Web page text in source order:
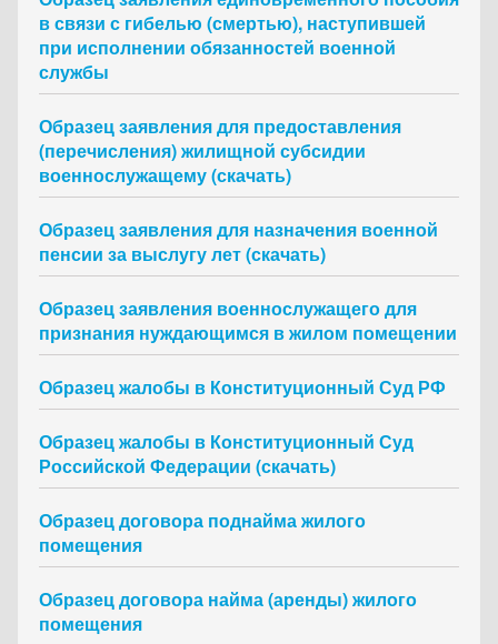
в связи с гибелью (смертью), наступившей
при исполнении обязанностей военной
службы
Образец заявления для предоставления
(перечисления) жилищной субсидии
военнослужащему (скачать)
Образец заявления для назначения военной
пенсии за выслугу лет (скачать)
Образец заявления военнослужащего для
признания нуждающимся в жилом помещении
Образец жалобы в Конституционный Суд РФ
Образец жалобы в Конституционный Суд
Российской Федерации (скачать)
Образец договора поднайма жилого
помещения
Образец договора найма (аренды) жилого
помещения